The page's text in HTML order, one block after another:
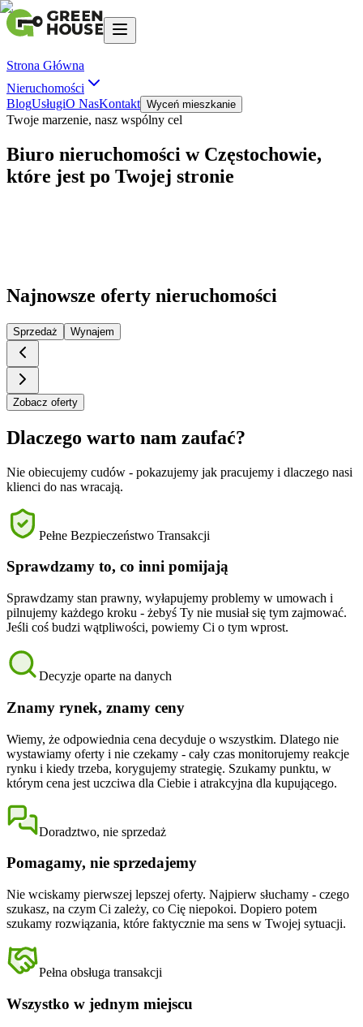
Strona Główna
Nieruchomości
BlogUsługiO NasKontakt Wyceń mieszkanie
Twoje marzenie, nasz wspólny cel
Biuro nieruchomości w Częstochowie,
które jest po Twojej stronie
Najnowsze oferty nieruchomości
Sprzedaż Wynajem
Zobacz oferty
Dlaczego warto nam zaufać?
Nie obiecujemy cudów - pokazujemy jak pracujemy i dlaczego nasi
klienci do nas wracają.
Pełne Bezpieczeństwo Transakcji
Sprawdzamy to, co inni pomijają
Sprawdzamy stan prawny, wyłapujemy problemy w umowach i
pilnujemy każdego kroku - żebyś Ty nie musiał się tym zajmować.
Jeśli coś budzi wątpliwości, powiemy Ci o tym wprost.
Decyzje oparte na danych
Znamy rynek, znamy ceny
Wiemy, że odpowiednia cena decyduje o wszystkim. Dlatego nie
wystawiamy oferty i nie czekamy - cały czas monitorujemy reakcje
rynku i kiedy trzeba, korygujemy strategię. Szukamy punktu, w
którym cena jest uczciwa dla Ciebie i atrakcyjna dla kupującego.
Doradztwo, nie sprzedaż
Pomagamy, nie sprzedajemy
Nie wciskamy pierwszej lepszej oferty. Najpierw słuchamy - czego
szukasz, na czym Ci zależy, co Cię niepokoi. Dopiero potem
szukamy rozwiązania, które faktycznie ma sens w Twojej sytuacji.
Pełna obsługa transakcji
Wszystko w jednym miejscu